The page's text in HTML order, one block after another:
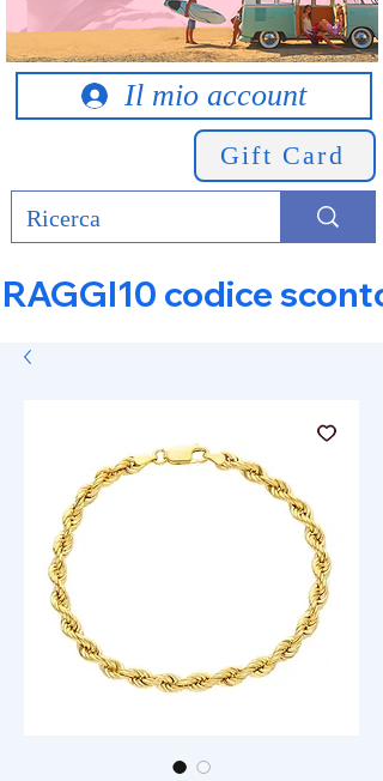
Il mio account
Gift Card
RAGGI10 codice